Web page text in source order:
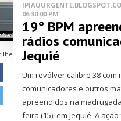
06:30:00 PM
19° BPM
rádios
Jequié
Um revólver calibre 38 com
comunicadores e outros
apreendidos na
feira (15), em Jequié. A